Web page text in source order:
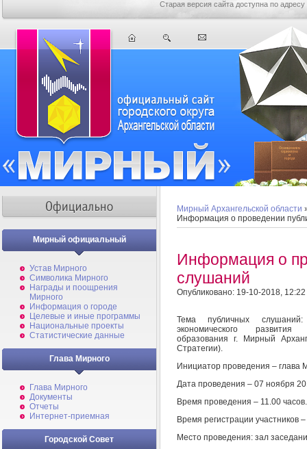
Старая версия сайта доступна по адресу
Мирный официальный
Устав Мирного
Символика Мирного
Награды и поощрения
Мирного
Информация о городе
Целевые и иные программы
Национальные проекты
Статистические данные
Глава Мирного
Глава Мирного
Документы
Отчеты
Интернет-приемная
Городской Совет
Мирный Архангельской области
Информация о проведении
Информация о
слушаний
Опубликовано: 19-10-2018, 12:22
Тема публичных слушаний:
экономического развития
образования г. Мирный
Стратегии).
Инициатор проведения – глава
Дата проведения – 07 ноября
Время проведения – 11.00 часов.
Время регистрации участников
Место проведения: зал